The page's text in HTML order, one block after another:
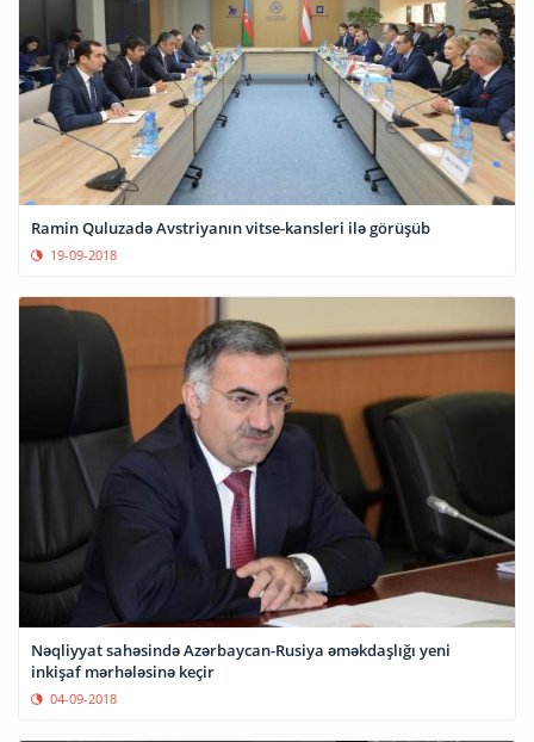
Ramin Quluzadə Avstriyanın vitse-kansleri ilə görüşüb
19-09-2018
Nəqliyyat sahəsində Azərbaycan-Rusiya əməkdaşlığı yeni
inkişaf mərhələsinə keçir
04-09-2018